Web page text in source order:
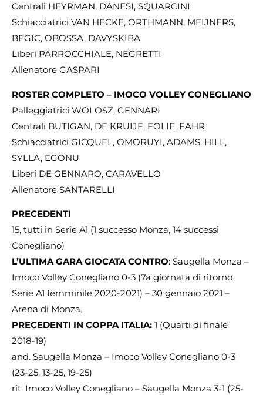
Centrali HEYRMAN, DANESI, SQUARCINI
Schiacciatrici VAN HECKE, ORTHMANN, MEIJNERS,
BEGIC, OBOSSA, DAVYSKIBA
Liberi PARROCCHIALE, NEGRETTI
Allenatore GASPARI
ROSTER COMPLETO – IMOCO VOLLEY CONEGLIANO
Palleggiatrici WOLOSZ, GENNARI
Centrali BUTIGAN, DE KRUIJF, FOLIE, FAHR
Schiacciatrici GICQUEL, OMORUYI, ADAMS, HILL,
SYLLA, EGONU
Liberi DE GENNARO, CARAVELLO
Allenatore SANTARELLI
PRECEDENTI
15, tutti in Serie A1 (1 successo Monza, 14 successi
Conegliano)
L’ULTIMA GARA GIOCATA CONTRO: Saugella Monza –
Imoco Volley Conegliano 0-3 (7a giornata di ritorno
Serie A1 femminile 2020-2021) – 30 gennaio 2021 –
Arena di Monza.
PRECEDENTI IN COPPA ITALIA: 1 (Quarti di finale
2018-19)
and. Saugella Monza – Imoco Volley Conegliano 0-3
(23-25, 13-25, 19-25)
rit. Imoco Volley Conegliano – Saugella Monza 3-1 (25-